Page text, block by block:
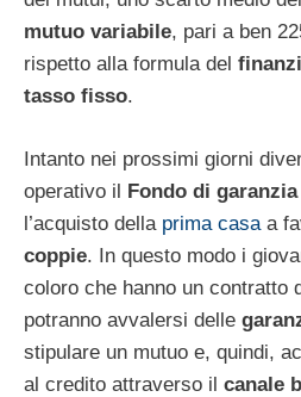
mutuo variabile, pari a ben
rispetto alla formula del
tasso fisso.
Intanto nei prossimi giorni
operativo il Fondo di
l’acquisto della prima casaa
coppie. In questo modo i
coloro che hanno un contratto
potranno avvalersi delle
stipulare un mutuo e, quindi,
al credito attraverso il canale